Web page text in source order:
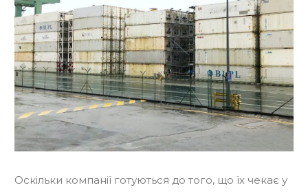
Оскільки компанії готуються до того, що їх чекає у